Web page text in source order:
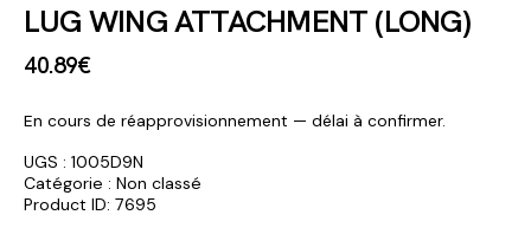
LUG WING ATTACHMENT (LONG)
40.89€
En cours de réapprovisionnement — délai à confirmer.
UGS : 1005D9N
Catégorie : Non classé
Product ID: 7695